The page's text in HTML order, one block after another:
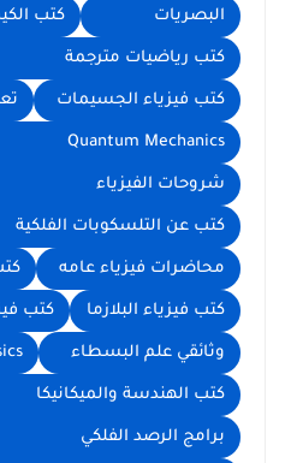
البصريات كتب
كتب رياضيات مترجمة
كتب فيزياء الجسيمات
Quantum Mechanics
شروحات الفيزياء
كتب عن التلسكوبات الفلكية
محاضرات فيزياء عامه
كتب فيزياء البلازما كتب
وثائقي علم البسطاء
كتب الهندسة والميكانيكا
برامج الرصد الفلكي